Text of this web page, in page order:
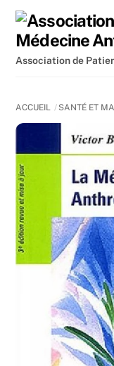
Skip
content
Association de
ACCUEIL SANTÉ ET